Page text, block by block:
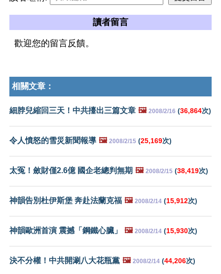
讀者留言
歡迎您的留言反饋。
相關文章：
細脖兒縮回三天！中共擡出三篇文章 🖼️ 2008/2/16 (36,864次)
令人憤怒的雪災新聞報導 🖼️ 2008/2/15 (25,169次)
太冤！斂財僅2.6億 國企老總判無期 🖼️ 2008/2/15 (38,419次)
神韻告別杜伊斯堡 奔赴法蘭克福 🖼️ 2008/2/14 (15,912次)
神韻歐洲首演 震撼「鋼鐵心臟」 🖼️ 2008/2/14 (15,930次)
決不分權！中共開涮八大花瓶黨 🖼️ 2008/2/14 (44,206次)